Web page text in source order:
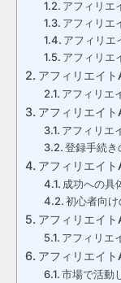
アフィリエ
アフィリエ
アフィリエ
アフィリエ
アフィリエイト
アフィリエ
アフィリエイ
アフィリエ
登録手続き
アフィリエイ
成功への具
初心者向
アフィリエイ
アフィリエ
アフィリエイ
市場で活動